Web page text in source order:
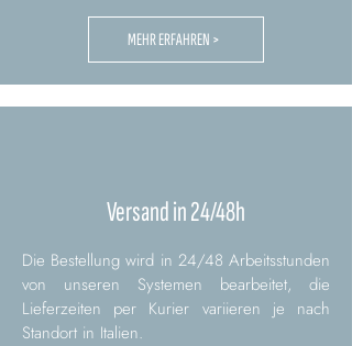
MEHR ERFAHREN >
Versand in 24/48h
Die Bestellung wird in 24/48 Arbeitsstunden
von unseren Systemen bearbeitet, die
Lieferzeiten per Kurier variieren je nach
Standort in Italien.